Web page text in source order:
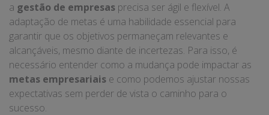
a gestão de empresas precisa ser ágil e flexível. A
adaptação de metas é uma habilidade essencial para
garantir que os objetivos permaneçam relevantes e
alcançáveis, mesmo diante de incertezas. Para isso, é
necessário entender como a mudança pode impactar as
metas empresariais e como podemos ajustar nossas
expectativas sem perder de vista o caminho para o
sucesso.